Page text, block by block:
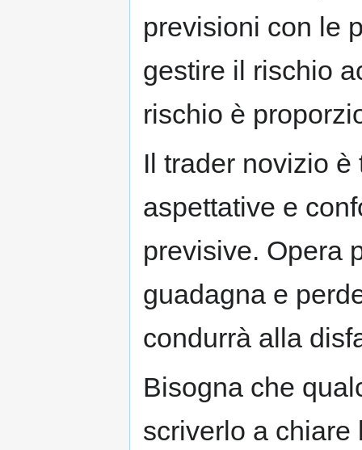
previsioni con le
gestire il rischio
rischio è
Il trader novizio
aspettative e
previsive. Opera
guadagna e
condurrà alla
Bisogna che
scriverlo a chiare